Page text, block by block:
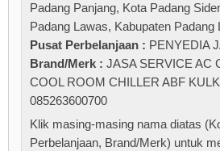
Padang Panjang, Kota Padang
Padang Lawas, Kabupaten Padang
Pusat Perbelanjaan : PENYEDIA
Brand/Merk : JASA SERVICE AC
COOL ROOM CHILLER ABF
085263600700
Klik masing-masing nama diatas
Perbelanjaan, Brand/Merk) untuk